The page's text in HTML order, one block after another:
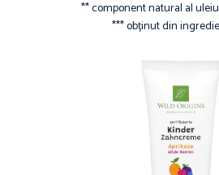
** component natural al
*** obținut din